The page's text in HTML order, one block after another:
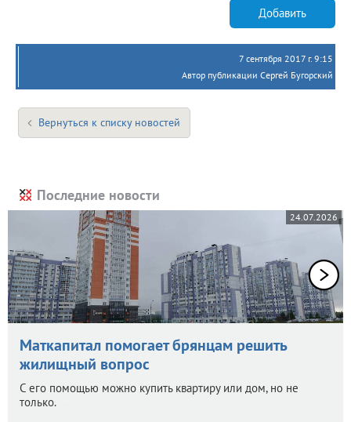
Добавить
7 сентября 2017 г. 9:15
Автор публикации Сергей Бугорский
Вернуться к списку новостей
Последние новости
24.07.2026
Маткапитал помогает брянцам решить
жилищный вопрос
С его помощью можно купить квартиру или дом, но не
только.